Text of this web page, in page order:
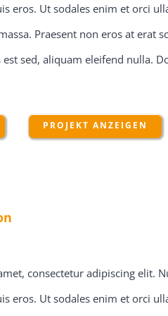
eros. Ut sodales enim et orci
Praesent non eros at erat
sed, aliquam eleifend nulla.
PROJEKT ANZEIGEN
consectetur adipiscing elit.
eros. Ut sodales enim et orci